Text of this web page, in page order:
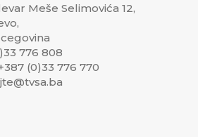
Meše Selimovića 12,
776 808
(0)33 776 770